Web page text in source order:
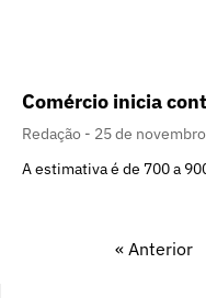
Comércio inicia
Redação
25 de
A estimativa é de 700 a
« Anterior